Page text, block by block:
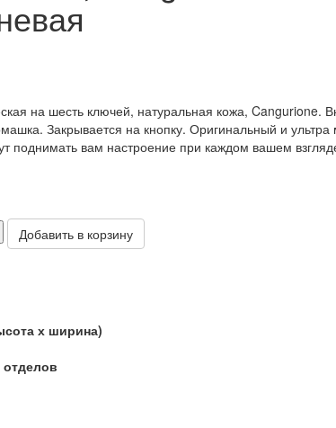
на шесть ключей, натуральная кожа, Cangurione.
Закрывается на кнопку. Оригинальный и
поднимать вам настроение при каждом вашем
х ширина)